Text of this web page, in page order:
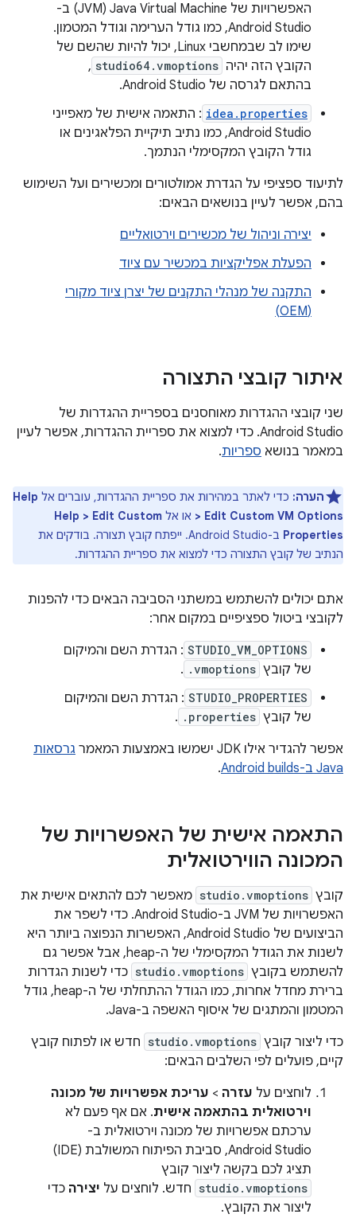
האפשרויות של Java Virtual Machine‏ (JVM) ב-
Android Studio, כמו גודל הערימה וגודל המטמון.
שימו לב שבמחשבי Linux, יכול להיות שהשם של
הקובץ הזה יהיה studio64.vmoptions
,
בהתאם לגרסה של Android Studio.
idea.properties : התאמה אישית של מאפייני
Android Studio, כמו נתיב תיקיית הפלאגינים או
גודל הקובץ המקסימלי הנתמך.
לתיעוד ספציפי על הגדרת אמולטורים ומכשירים ועל השימוש
בהם, אפשר לעיין בנושאים הבאים:
יצירה וניהול של מכשירים וירטואליים
הפעלת אפליקציות במכשיר עם ציוד
התקנה של מנהלי התקנים של יצרן ציוד מקורי
(OEM)
איתור קובצי התצורה
שני קובצי ההגדרות מאוחסנים בספריית ההגדרות של
Android Studio. כדי למצוא את ספריית ההגדרות, אפשר לעיין
במאמר בנושא ספריות.
הערה: כדי לאתר במהירות את ספריית ההגדרות, עוברים אל Help
> Edit Custom VM Options או אל Help > Edit Custom
Properties
ב-Android Studio. ייפתח קובץ תצורה. בודקים את
הנתיב של קובץ התצורה כדי למצוא את ספריית ההגדרות.
אתם יכולים להשתמש במשתני הסביבה הבאים כדי להפנות
לקובצי ביטול ספציפיים במקום אחר:
STUDIO_VM_OPTIONS : הגדרת השם והמיקום
של קובץ .vmoptions
.
STUDIO_PROPERTIES : הגדרת השם והמיקום
של קובץ .properties
.
אפשר להגדיר אילו JDK ישמשו באמצעות המאמר
גרסאות
Java ב-Android builds
.
התאמה אישית של האפשרויות של
המכונה הווירטואלית
קובץ studio.vmoptions מאפשר לכם להתאים אישית את
האפשרויות של JVM ב-Android Studio. כדי לשפר את
הביצועים של Android Studio, האפשרות הנפוצה ביותר היא
לשנות את הגודל המקסימלי של ה-heap, אבל אפשר גם
להשתמש בקובץ studio.vmoptions כדי לשנות הגדרות
ברירת מחדל אחרות, כמו הגודל ההתחלתי של ה-heap, גודל
המטמון והמתגים של איסוף האשפה ב-Java.
כדי ליצור קובץ studio.vmoptions חדש או לפתוח קובץ
קיים, פועלים לפי השלבים הבאים:
לוחצים על עזרה > עריכת אפשרויות של מכונה
וירטואלית בהתאמה אישית. אם אף פעם לא
ערכתם אפשרויות של מכונה וירטואלית ב-
Android Studio, סביבת הפיתוח המשולבת (IDE)
תציג לכם בקשה ליצור קובץ
studio.vmoptions חדש. לוחצים על יצירה כדי
ליצור את הקובץ.